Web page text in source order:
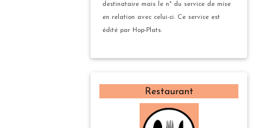
destinataire mais le n° du service de mise
en relation avec celui-ci. Ce service est
édité par Hop-Plats.
Restaurant